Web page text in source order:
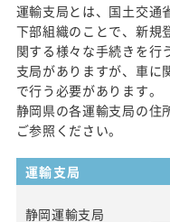
運輸支局とは、国土交通
下部組織のことで、新規
関する様々な手続きを行
支局がありますが、車に
で行う必要があります。
静岡県の各運輸支局の住
ご参照ください。
運輸支局
静岡運輸支局